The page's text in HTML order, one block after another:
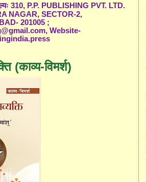
310, P.P. PUBLISHING PVT. LTD.
NAGAR, SECTOR-2,
201005 ;
Website-
(काव्य-विमर्श)